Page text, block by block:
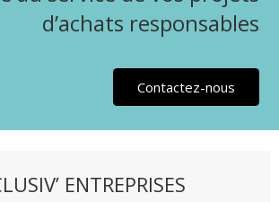
d’achats responsables
Contactez-nous
ENTREPRISES